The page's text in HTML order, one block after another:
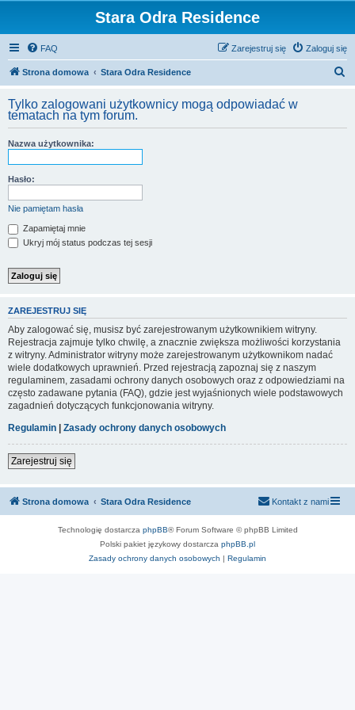
Stara Odra Residence
FAQ Zaloguj się
Zarejestruj się
Strona domowa Stara Odra Residence
k
Tylko zalogowani użytkownicy mogą odpowiadać w
tematach na tym forum.
Nazwa użytkownika:
Hasło:
Nie pamiętam hasła
Zapamiętaj mnie
Ukryj mój status podczas tej sesji
ZAREJESTRUJ SIĘ
Aby zalogować się, musisz być zarejestrowanym użytkownikiem witryny.
Rejestracja zajmuje tylko chwilę, a znacznie zwiększa możliwości korzystania
z witryny. Administrator witryny może zarejestrowanym użytkownikom nadać
wiele dodatkowych uprawnień. Przed rejestracją zapoznaj się z naszym
regulaminem, zasadami ochrony danych osobowych oraz z odpowiedziami na
często zadawane pytania (FAQ), gdzie jest wyjaśnionych wiele podstawowych
zagadnień dotyczących funkcjonowania witryny.
Regulamin | Zasady ochrony danych osobowych
Zarejestruj się
Strona domowa Stara Odra Residence Kontakt z nami
Technologię dostarcza phpBB® Forum Software © phpBB Limited
Polski pakiet językowy dostarcza phpBB.pl
Zasady ochrony danych osobowych | Regulamin